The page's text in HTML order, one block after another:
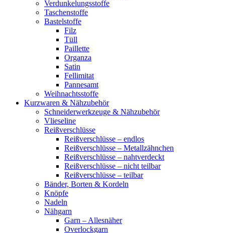
Verdunkelungsstoffe
Taschenstoffe
Bastelstoffe
Filz
Tüll
Paillette
Organza
Satin
Fellimitat
Pannesamt
Weihnachtsstoffe
Kurzwaren & Nähzubehör
Schneiderwerkzeuge & Nähzubehör
Vlieseline
Reißverschlüsse
Reißverschlüsse – endlos
Reißverschlüsse – Metallzähnchen
Reißverschlüsse – nahtverdeckt
Reißverschlüsse – nicht teilbar
Reißverschlüsse – teilbar
Bänder, Borten & Kordeln
Knöpfe
Nadeln
Nähgarn
Garn – Allesnäher
Overlockgarn